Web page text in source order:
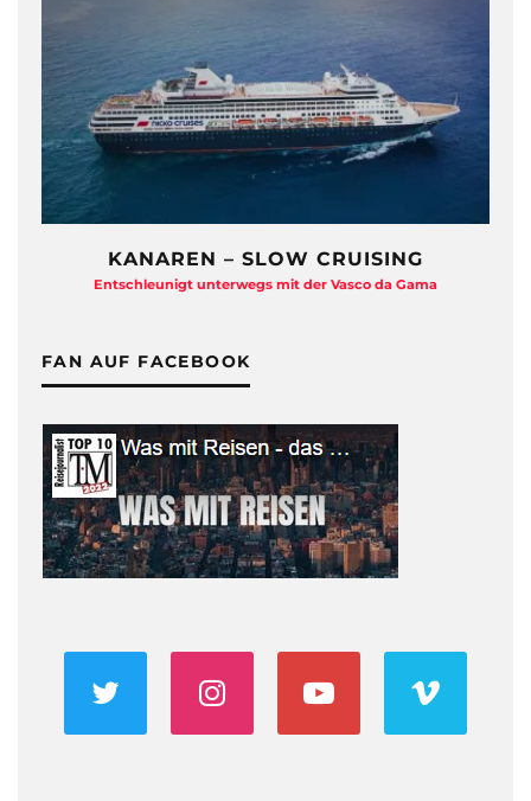
KANAREN – SLOW CRUISING
Entschleunigt unterwegs mit der Vasco da Gama
FAN AUF FACEBOOK